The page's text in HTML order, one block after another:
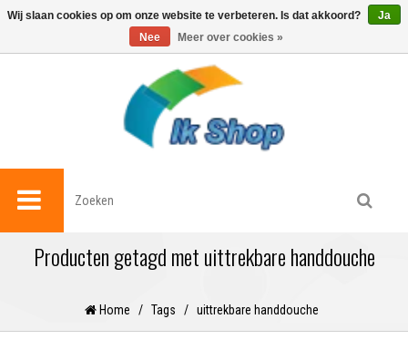
0
Producten getagd met uittrekbare handdouche
Home / Tags / uittrekbare handdouche
Wij slaan cookies op om onze website te verbeteren. Is dat akkoord?
Ja
Nee
Meer over cookies »